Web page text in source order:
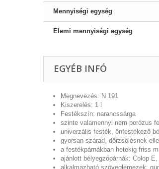
Mennyiségi egység
Elemi mennyiségi egység
EGYÉB INFÓ
Megnevezés: N 191
Kiszerelés: 1 l
Festékszín: narancssárga
szinte valamennyi nem porózus
univerzális festék, önfestékező
gyorsan szárad, dörzsölésnek
a festékpárnákban hetekig friss
ajánlott bélyegzőpárnák: Colop
alkalmazható szöveglemezek: